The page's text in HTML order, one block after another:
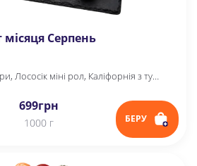
місяця Серпень
Філадельфія, Три сири, Лососік міні рол, Каліфорнія з тунцем у кунжуті
699грн
1000 г БЕРУ